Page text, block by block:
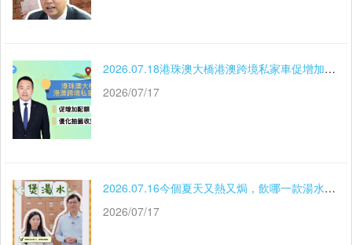
2026.07.18港珠澳大橋港澳跨境私家車促增加配額優化抽籤收費機制
2026/07/17
2026.07.16今個夏天又熱又焗，飲哪一款湯水可以消熱解暑？怎樣分自己是偏寒體質還是偏熱體質？今日梁鴻細議員與劉慧敏中醫師手把手教大家，一起來學學吧～
2026/07/17